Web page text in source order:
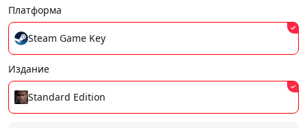
Платформа
Steam Game Key
Издание
Standard Edition